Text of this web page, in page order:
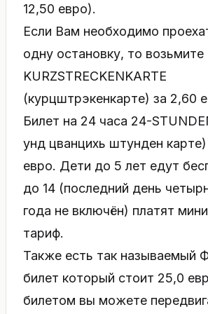
12,50 евро).
Если Вам необходимо
одну остановку, то возьмите
KURZSTRECKENKARTE
(курцштрэкенкарте) за 2,60
Билет на 24 часа 24-
унд цванцихь штунден
евро. Дети до 5 лет едут
до 14 (последний день
года не включён) платят
тариф.
Также есть так называемый
билет который стоит 25,0
билетом вы можете